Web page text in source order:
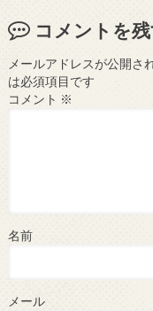
コメントを
メールアドレスが公開さ
は必須項目です
コメント ※
名前
メール